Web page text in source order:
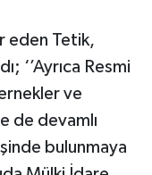
eden Tetik,
‘’Ayrıca Resmi
ve
de devamlı
bulunmaya